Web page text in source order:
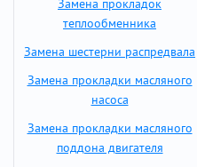
Замена прокладок
теплообменника
Замена шестерни распредвала
Замена прокладки масляного
насоса
Замена прокладки масляного
поддона двигателя